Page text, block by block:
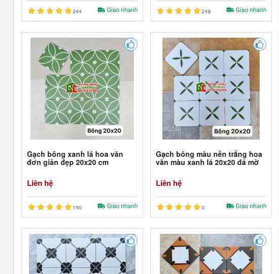
244 249
Gạch bông xanh lá hoa văn
đơn giản đẹp 20x20 cm
Liên hệ
190
Gạch bông màu nền trắng hoa
văn màu xanh lá 20x20 đá mờ
Liên hệ
0